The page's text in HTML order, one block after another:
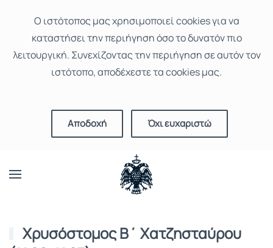
Ο ιστότοπoς μας χρησιμοποιεί cookies για να
καταστήσει την περιήγηση όσο το δυνατόν πιο
λειτουργική. Συνεχίζοντας την περιήγηση σε αυτόν τον
ιστότοπο, αποδέχεστε τα cookies μας.
Αποδοχή Όχι ευχαριστώ
Χρυσόστομος Β΄ Χατζησταύρου